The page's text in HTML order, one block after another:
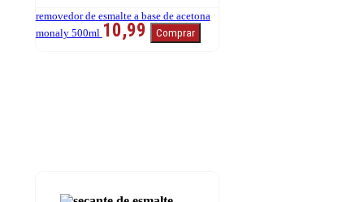
removedor de esmalte a base de acetona
monaly 500ml 10,99 Comprar